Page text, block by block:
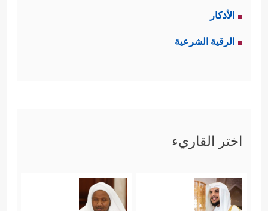
الأذكار
الرقية الشرعية
اختر القاريء